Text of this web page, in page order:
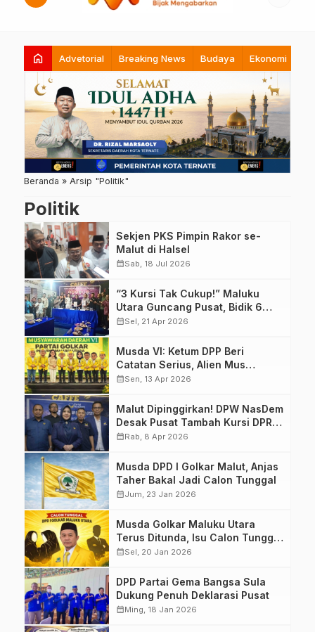
home Advetorial Breaking News Budaya Ekonomi
Beranda » Arsip "Politik"
Politik
Sekjen PKS Pimpin Rakor se-
Malut di Halsel
calendar_monthSab, 18 Jul 2026
“3 Kursi Tak Cukup!” Maluku
Utara Guncang Pusat, Bidik 6
Kursi DPR RI
calendar_monthSel, 21 Apr 2026
Musda VI: Ketum DPP Beri
Catatan Serius, Alien Mus
Mampu Atau Tidak?
calendar_monthSen, 13 Apr 2026
Malut Dipinggirkan! DPW NasDem
Desak Pusat Tambah Kursi DPR
RI, Jangan Tutup Mata
calendar_monthRab, 8 Apr 2026
Musda DPD I Golkar Malut, Anjas
Taher Bakal Jadi Calon Tunggal
calendar_monthJum, 23 Jan 2026
Musda Golkar Maluku Utara
Terus Ditunda, Isu Calon Tunggal
Menguat
calendar_monthSel, 20 Jan 2026
DPD Partai Gema Bangsa Sula
Dukung Penuh Deklarasi Pusat
calendar_monthMing, 18 Jan 2026